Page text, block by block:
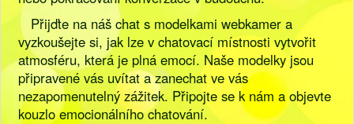
Přijďte na náš chat s modelkami webkamer a
vyzkoušejte si, jak lze v chatovací místnosti vytvořit
atmosféru, která je plná emocí. Naše modelky jsou
připravené vás uvítat a zanechat ve vás
nezapomenutelný zážitek. Připojte se k nám a objevte
kouzlo emocionálního chatování.